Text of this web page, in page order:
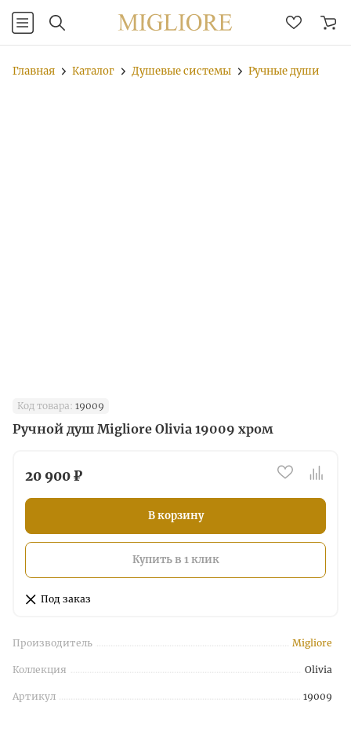
Главная Каталог Душевые системы Ручные души
Код товара: 19009
Ручной душ Migliore Olivia 19009 хром
20 900 ₽
В корзину
Купить в 1 клик
Под заказ
Производитель Migliore
Коллекция Olivia
Артикул 19009